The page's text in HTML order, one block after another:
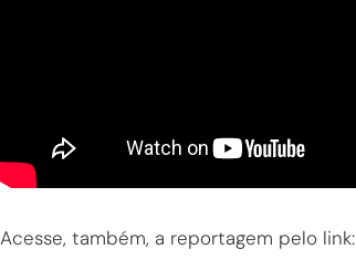
Acesse, também, a reportagem pelo link: